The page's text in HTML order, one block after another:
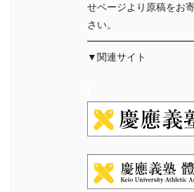
せページより原稿をお
さい。
▼関連サイト